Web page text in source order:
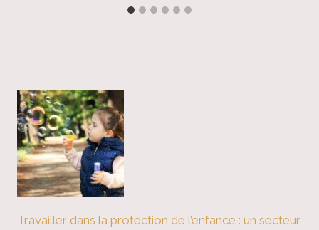
Travailler dans la protection de l’enfance : un secteur